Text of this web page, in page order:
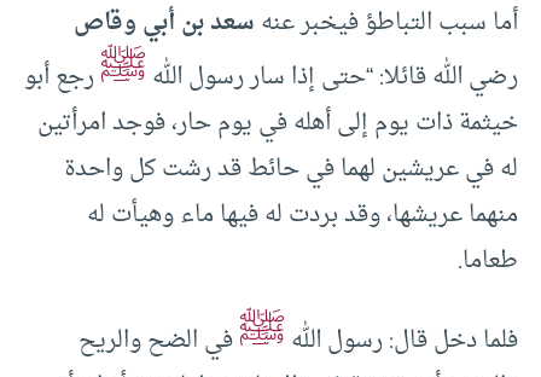
أما سبب التباطؤ فيخبر عنهسعد بن أبي وقاص
رضي الله قائلا: “حتى إذا سار رسول اللهﷺرجع أبو
خيثمة ذات يوم إلى أهله في يوم حار، فوجد امرأتين
له في عريشين لهما في حائط قد رشت كل واحدة
منهما عريشها، وقد بردت له فيها ماء وهيأت له
طعاما.
فلما دخل قال: رسول اللهﷺفي الضح والريح